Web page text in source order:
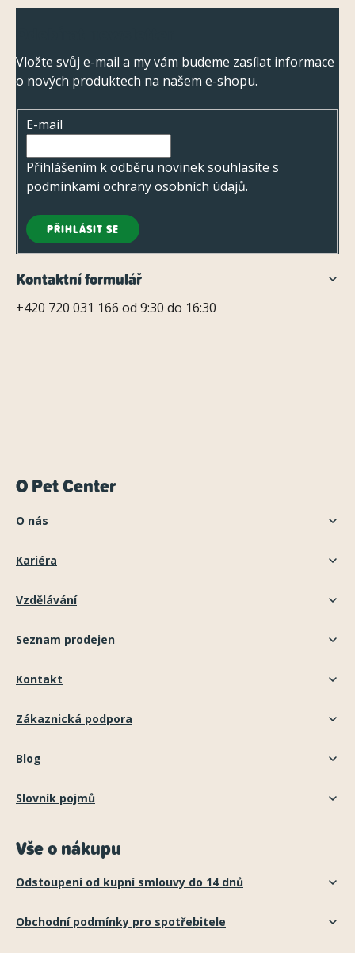
Vložte svůj e-mail a my vám budeme zasílat informace
o nových produktech na našem e-shopu.
E-mail
Přihlášením k odběru novinek souhlasíte s
podmínkami ochrany osobních údajů.
PŘIHLÁSIT SE
Kontaktní formulář
+420 720 031 166 od 9:30 do 16:30
O Pet Center
O nás
Kariéra
Vzdělávání
Seznam prodejen
Kontakt
Zákaznická podpora
Blog
Slovník pojmů
Vše o nákupu
Odstoupení od kupní smlouvy do 14 dnů
Obchodní podmínky pro spotřebitele